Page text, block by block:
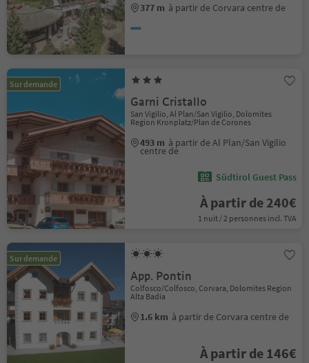
377 m à partir de Corvara centre de
Sur demande
Garni Cristallo
San Vigilio, Al Plan/San Vigilio, Dolomites
Region Kronplatz/Plan de Corones
493 m à partir de Al Plan/San Vigilio
centre de
Südtirol Guest Pass
À partir de 240€
1 nuit / 2 personnes incl. TVA
Sur demande
App. Pontin
Colfosco/Colfosco, Corvara, Dolomites Region
Alta Badia
1.6 km à partir de Corvara centre de
À partir de 146€